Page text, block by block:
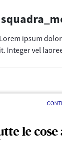
le cose
ipsum
Integer vel